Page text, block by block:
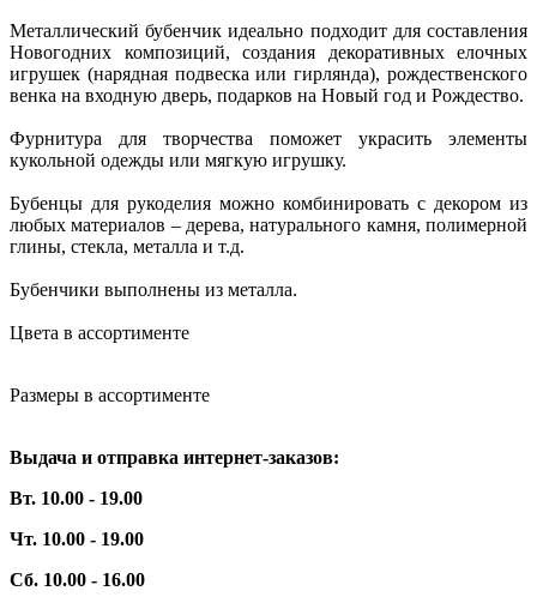
Металлический бубенчик идеально подходит для составления
Новогодних композиций, создания декоративных елочных
игрушек (нарядная подвеска или гирлянда), рождественского
венка на входную дверь, подарков на Новый год и Рождество.
Фурнитура для творчества поможет украсить элементы
кукольной одежды или мягкую игрушку.
Бубенцы для рукоделия можно комбинировать с декором из
любых материалов – дерева, натурального камня, полимерной
глины, стекла, металла и т.д.
Бубенчики выполнены из металла.
Цвета в ассортименте
Размеры в ассортименте
Выдача и отправка интернет-заказов:
Вт. 10.00 - 19.00
Чт. 10.00 - 19.00
Сб. 10.00 - 16.00